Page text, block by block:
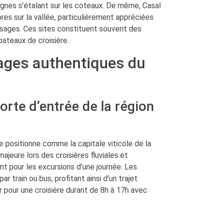
s’étalant sur les coteaux. De même, Casal
sur la vallée, particulièrement appréciées
Ces sites constituent souvent des
de croisière.
authentiques du
d’entrée de la région
positionne comme la capitale viticole de la
lors des croisières fluviales et
pour les excursions d’une journée. Les
train ou bus, profitant ainsi d’un trajet
une croisière durant de 8h à 17h avec